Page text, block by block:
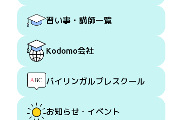
習い事・講師一覧
Kodomo会社
バイリンガルプレスクール
お知らせ・イベント